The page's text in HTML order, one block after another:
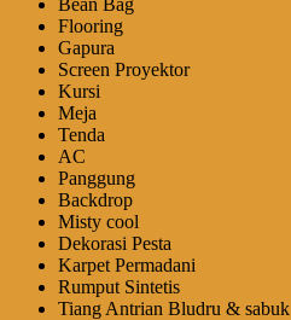
Bean Bag
Flooring
Gapura
Screen Proyektor
Kursi
Meja
Tenda
AC
Panggung
Backdrop
Misty cool
Dekorasi Pesta
Karpet Permadani
Rumput Sintetis
Tiang Antrian Bludru & sabuk